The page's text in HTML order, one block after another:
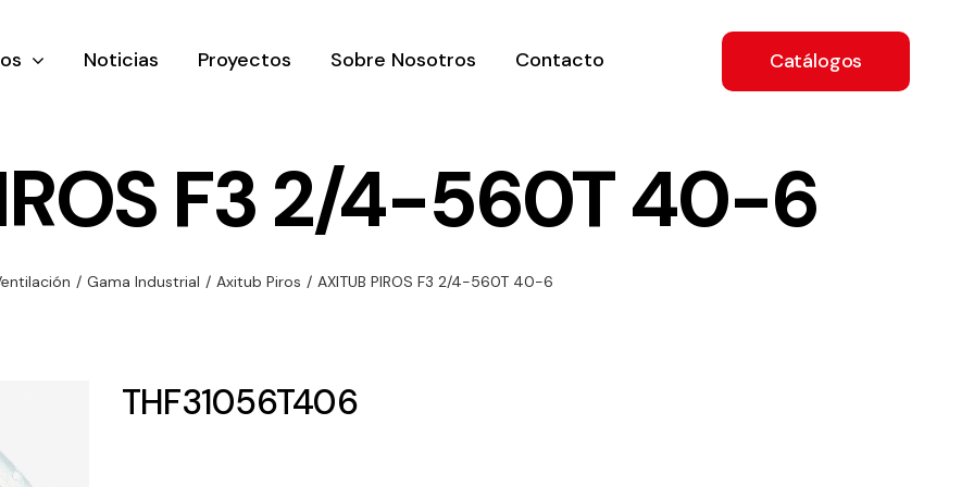
y
de
y
Ventilación
ventilación
Iluminación
Noticias Proyectos Sobre Nosotros Contacto Catálogos
F3 2/4-560T 40-6
/ Gama Industrial / Axitub Piros / AXITUB PIROS F3 2/4-560T 40-6
THF31056T406